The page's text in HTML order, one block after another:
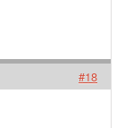
#18